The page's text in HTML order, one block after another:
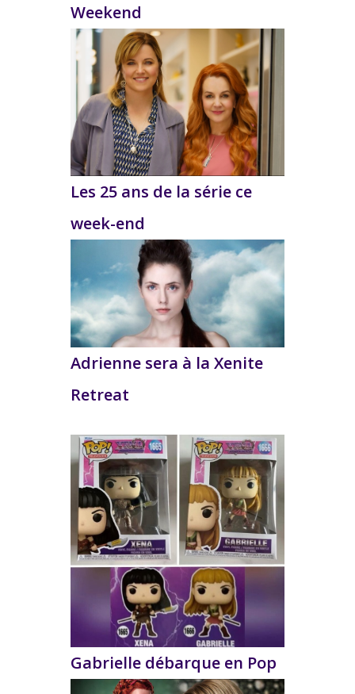
Weekend
Les 25 ans de la série ce
week-end
Adrienne sera à la Xenite
Retreat
Gabrielle débarque en Pop